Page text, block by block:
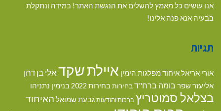
אנו עושים כל מאמץ להשלים את הנגשת האתר! במידה ונתקלת
בבעיה אנא פנה אלינו!
תגיות
אורי אריאלאיחוד מפלגות הימין איילת שקדאלי בן דהן
אליעזר שפר בומה ברח"דבחירות בחירות 2022 בנימין נתניהו
בצלאל סמוטריץ ברכות והודעותגבעת שמואל האיחוד